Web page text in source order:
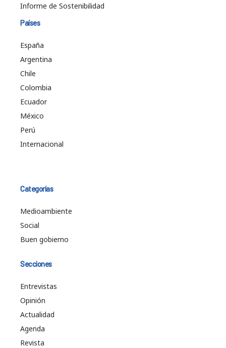
Informe de Sostenibilidad
Países
España
Argentina
Chile
Colombia
Ecuador
México
Perú
Internacional
Categorías
Medioambiente
Social
Buen gobierno
Secciones
Entrevistas
Opinión
Actualidad
Agenda
Revista